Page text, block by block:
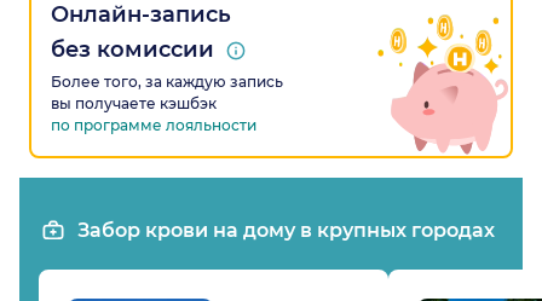
Онлайн-запись
без комиссии
Более того, за каждую запись
вы получаете кэшбэк
по программе лояльности
Забор крови на дому в крупных городах